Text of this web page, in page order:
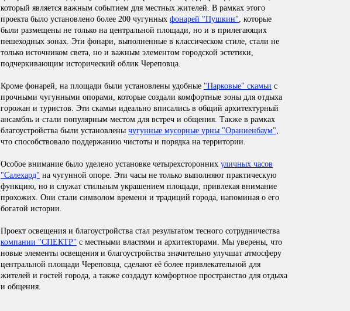
который является важным событием для местных жителей. В рамках этого
проекта было установлено более 200 чугунных фонарей "Пушкин", которые
были размещены не только на центральной площади, но и в прилегающих
пешеходных зонах. Эти фонари, выполненные в классическом стиле, стали не
только источником света, но и важным элементом городской эстетики,
подчеркивающим исторический облик Череповца.
Кроме фонарей, на площади были установлены удобные "Парковые" скамьи с
прочными чугунными опорами, которые создали комфортные зоны для отдыха
горожан и туристов. Эти скамьи идеально вписались в общий архитектурный
ансамбль и стали популярным местом для встреч и общения. Также в рамках
благоустройства были установлены чугунные мусорные урны "Ораниенбаум",
что способствовало поддержанию чистоты и порядка на территории.
Особое внимание было уделено установке четырехсторонних уличных часов
"Салехард" на чугунной опоре. Эти часы не только выполняют практическую
функцию, но и служат стильным украшением площади, привлекая внимание
прохожих. Они стали символом времени и традиций города, напоминая о его
богатой истории.
Проект освещения и благоустройства стал результатом тесного сотрудничества
компании "СПЕКТР" с местными властями и архитекторами. Мы уверены, что
новые элементы освещения и благоустройства значительно улучшат атмосферу
центральной площади Череповца, сделают её более привлекательной для
жителей и гостей города, а также создадут комфортное пространство для отдыха
и общения.